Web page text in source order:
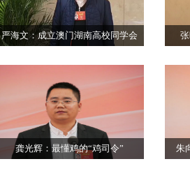
严海文：成立澳门湖南高校同学会
龚光辉：最懂鸡的“鸡司令” 朱